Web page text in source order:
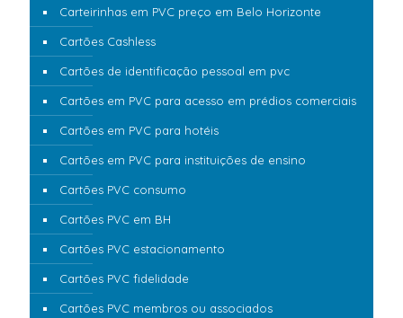
Carteirinhas em PVC preço em Belo Horizonte
Cartões Cashless
Cartões de identificação pessoal em pvc
Cartões em PVC para acesso em prédios comerciais
Cartões em PVC para hotéis
Cartões em PVC para instituições de ensino
Cartões PVC consumo
Cartões PVC em BH
Cartões PVC estacionamento
Cartões PVC fidelidade
Cartões PVC membros ou associados